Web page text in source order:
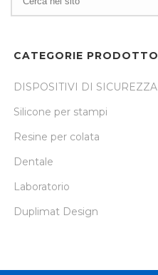
CATEGORIE PRODOTTO
DISPOSITIVI DI SICUREZZA
Silicone per stampi
Resine per colata
Dentale
Laboratorio
Duplimat Design